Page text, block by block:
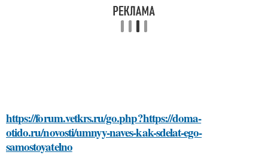
https://forum.vetkrs.ru/go.php?https://doma-
otido.ru/novosti/umnyy-naves-kak-sdelat-ego-
samostoyatelno